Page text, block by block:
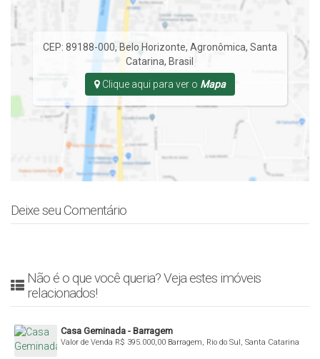
CEP: 89188-000, Belo Horizonte, Agronômica, Santa
Catarina, Brasil
Clique aqui para ver o Mapa
Deixe seu Comentário
Não é o que você queria? Veja estes imóveis
relacionados!
Casa Geminada - Barragem
R$ 395.000,00
Valor de Venda Barragem, Rio do Sul, Santa Catarina